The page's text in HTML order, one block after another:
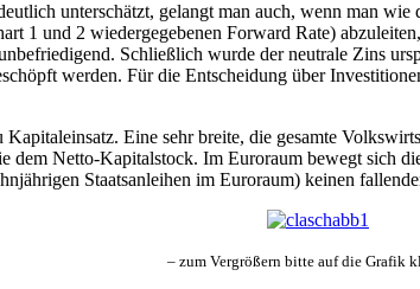
unterschätzt, gelangt man auch, wenn man
1 und 2 wiedergegebenen Forward Rate)
Schließlich wurde der neutrale Zins
werden. Für die Entscheidung über
Eine sehr breite, die gesamte
Netto-Kapitalstock. Im Euroraum bewegt sich
Staatsanleihen im Euroraum) keinen
– zum Vergrößern bitte auf die Grafik